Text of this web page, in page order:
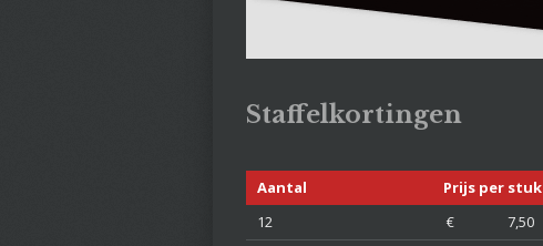
Staffelkortingen
Aantal Prijs per stuk
12
€ 7,50